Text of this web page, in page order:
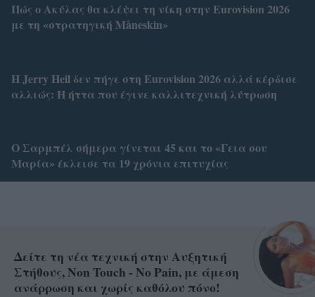
Πώς ο Ακύλας θα κλέψει τη νίκη στην Eurovision 2026
με τη «στρατηγική Måneskin»
Η Jerry Heil δεν πήγε στη Eurovision 2026 αλλά κέρδισε
αλλιώς: H ήττα που έγινε καλλιτεχνική λύτρωση
Ο Σαρμπέλ σήμερα γίνεται 45 και το «Γεια σου
Μαρία» έκλεισε τα 19 χρόνια επιτυχίας
Δείτε τη νέα τεχνική στην Αυξητική
Στήθους, Non Touch - No Pain, με άμεση
ανάρρωση και χωρίς καθόλου πόνο!